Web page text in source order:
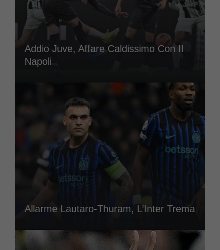
Addio Juve, Affare Caldissimo Con Il
Napoli
Allarme Lautaro-Thuram, L’Inter Trema